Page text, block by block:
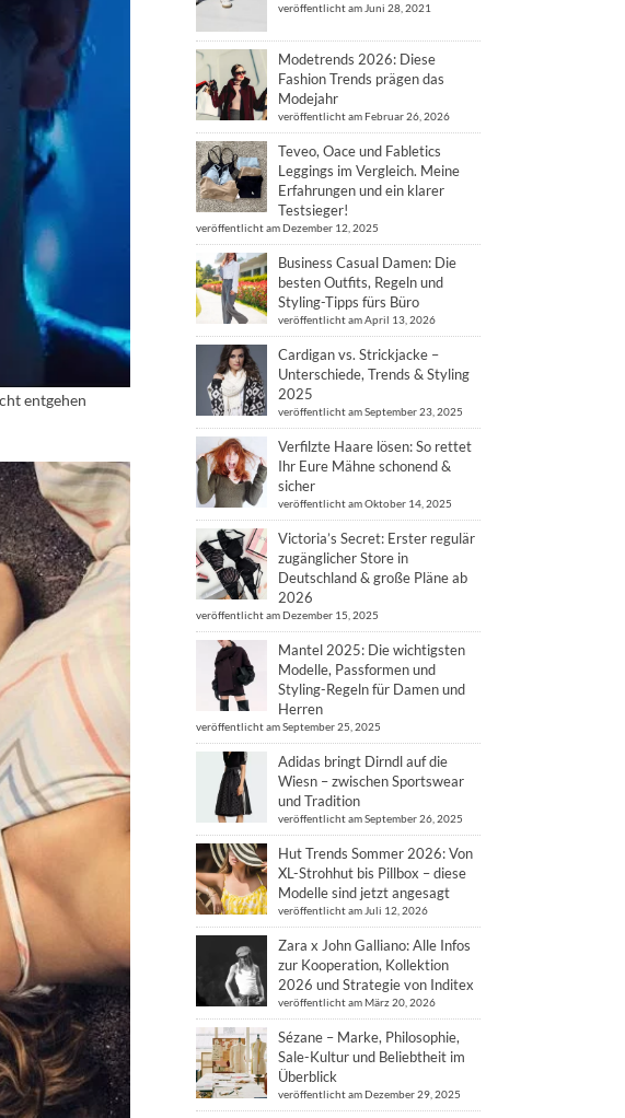
entgehen
veröffentlicht am Juni 28, 2021
Modetrends 2026: Diese
Fashion Trends prägen das
Modejahr
veröffentlicht am Februar 26, 2026
Teveo, Oace und Fabletics
Leggings im Vergleich. Meine
Erfahrungen und ein klarer
Testsieger!
veröffentlicht am Dezember 12, 2025
Business Casual Damen: Die
besten Outfits, Regeln und
Styling-Tipps fürs Büro
veröffentlicht am April 13, 2026
Cardigan vs. Strickjacke –
Unterschiede, Trends & Styling
2025
veröffentlicht am September 23, 2025
Verfilzte Haare lösen: So rettet
Ihr Eure Mähne schonend &
sicher
veröffentlicht am Oktober 14, 2025
Victoria’s Secret: Erster regulär
zugänglicher Store in
Deutschland & große Pläne ab
2026
veröffentlicht am Dezember 15, 2025
Mantel 2025: Die wichtigsten
Modelle, Passformen und
Styling-Regeln für Damen und
Herren
veröffentlicht am September 25, 2025
Adidas bringt Dirndl auf die
Wiesn – zwischen Sportswear
und Tradition
veröffentlicht am September 26, 2025
Hut Trends Sommer 2026: Von
XL-Strohhut bis Pillbox – diese
Modelle sind jetzt angesagt
veröffentlicht am Juli 12, 2026
Zara x John Galliano: Alle Infos
zur Kooperation, Kollektion
2026 und Strategie von Inditex
veröffentlicht am März 20, 2026
Sézane – Marke, Philosophie,
Sale-Kultur und Beliebtheit im
Überblick
veröffentlicht am Dezember 29, 2025